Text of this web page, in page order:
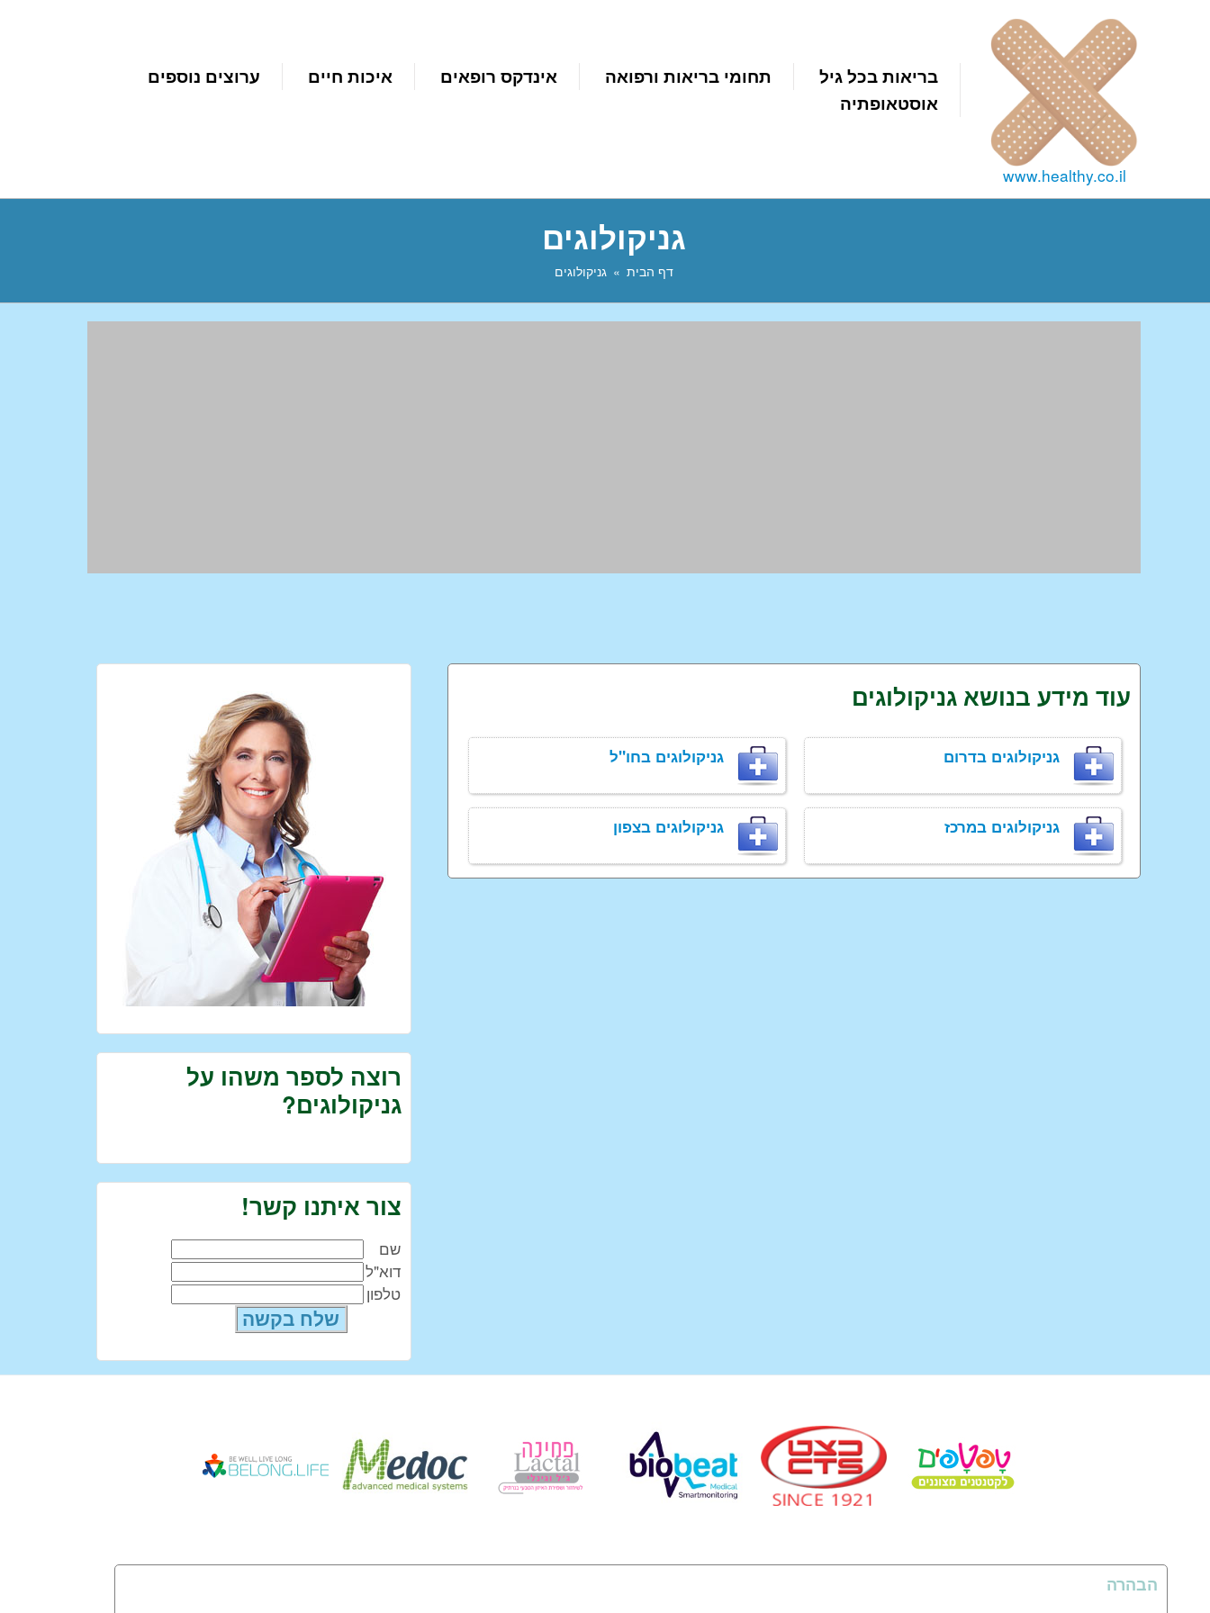
www.healthy.co.il
בריאות בכל גיל תחומי בריאות ורפואה אינדקס רופאים איכות חיים
ערוצים נוספים
אוסטאופתיה
גניקולוגים
דף הבית גניקולוגים
עוד מידע בנושא גניקולוגים
גניקולוגים בדרום גניקולוגים בחו"ל
גניקולוגים במרכז גניקולוגים בצפון
רוצה לספר משהו על
גניקולוגים?
צור איתנו קשר!
שם
דוא"ל
טלפון
הבהרה